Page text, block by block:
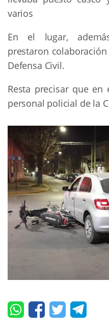
varios
En el lugar,
prestaron
Defensa Civil.
Resta precisar que
personal policial de la